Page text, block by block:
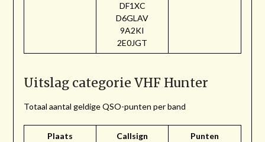
DF1XC
D6GLAV
9A2KI
2E0JGT
Uitslag categorie VHF Hunter
Totaal aantal geldige QSO-punten per band
Plaats Callsign Punten